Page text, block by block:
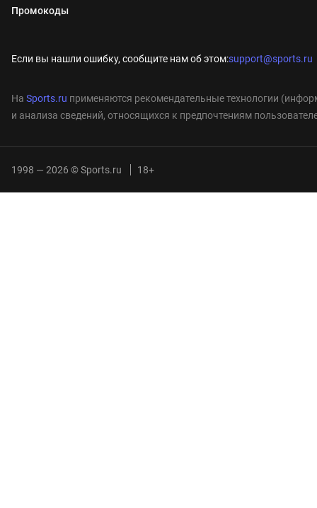
Промокоды
Если вы нашли ошибку, сообщите нам об этом:support@sports.ru
На Sports.ru применяются рекомендательные технологии
и анализа сведений, относящихся к предпочтениям
1998 — 2026 © Sports.ru 18+